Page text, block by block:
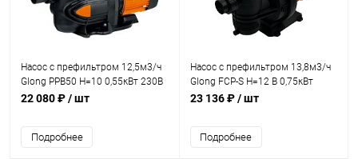
Насос с префильтром 12,5м3/ч
Glong PPB50 Н=10 0,55кВт 230В
(PPB50-075)
22 080 ₽/ шт
Подробнее
Насос с префильтром 13,8м3/ч
Glong FCP-S Н=12 В 0,75кВт
230В (FCP-750S)
23 136 ₽/ шт
Подробнее